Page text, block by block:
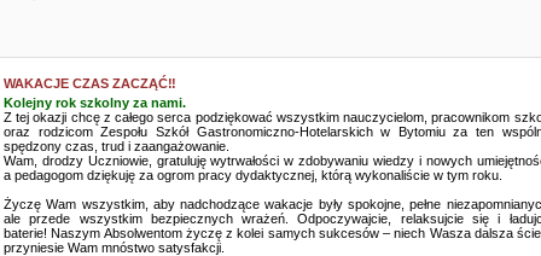
WAKACJE CZAS ZACZĄĆ‼️
Kolejny rok szkolny za nami.
Z tej okazji chcę z całego serca podziękować wszystkim nauczycielom, pracownikom
oraz rodzicom Zespołu Szkół Gastronomiczno-Hotelarskich w Bytomiu za ten
spędzony czas, trud i zaangażowanie.
Wam, drodzy Uczniowie, gratuluję wytrwałości w zdobywaniu wiedzy i nowych
a pedagogom dziękuję za ogrom pracy dydaktycznej, którą wykonaliście w tym roku.
Życzę Wam wszystkim, aby nadchodzące wakacje były spokojne, pełne
ale przede wszystkim bezpiecznych wrażeń. Odpoczywajcie, relaksujcie się i
baterie! Naszym Absolwentom życzę z kolei samych sukcesów – niech Wasza dalsza
przyniesie Wam mnóstwo satysfakcji.